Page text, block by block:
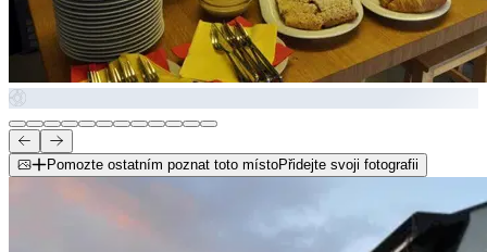
Pomozte ostatním poznat toto místoPřidejte svoji fotografii